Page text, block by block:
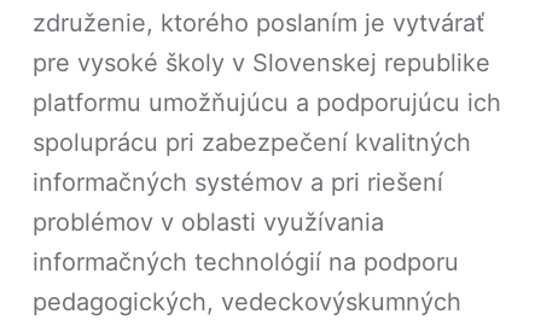
združenie, ktorého poslaním je vytvárať
pre vysoké školy v Slovenskej republike
platformu umožňujúcu a podporujúcu ich
spoluprácu pri zabezpečení kvalitných
informačných systémov a pri riešení
problémov v oblasti využívania
informačných technológií na podporu
pedagogických, vedeckovýskumných